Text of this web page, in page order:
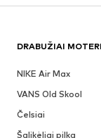
DRABUŽIAI
NIKE Air Max
VANS Old Skool
Čelsiai
Šalikėliai pilka